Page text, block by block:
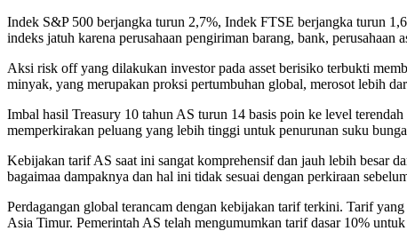
Indek S&P 500 berjangka turun 2,7%, Indek FTSE berjangka turun
indeks jatuh karena perusahaan pengiriman barang, bank,
Aksi risk off yang dilakukan investor pada asset berisiko terbukti
minyak, yang merupakan proksi pertumbuhan global, merosot lebih
Imbal hasil Treasury 10 tahun AS turun 14 basis poin ke level
memperkirakan peluang yang lebih tinggi untuk penurunan suku
Kebijakan tarif AS saat ini sangat komprehensif dan jauh lebih besar
bagaimaa dampaknya dan hal ini tidak sesuai dengan perkiraan
Perdagangan global terancam dengan kebijakan tarif terkini. Tarif
Asia Timur. Pemerintah AS telah mengumumkan tarif dasar 10%